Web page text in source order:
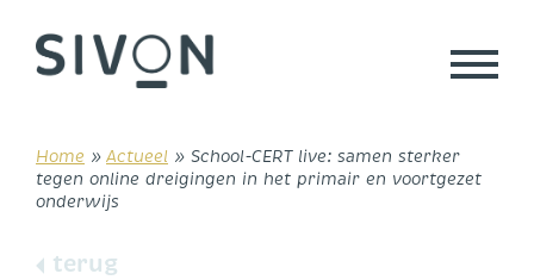
content
Home » Actueel » School-CERT live: samen sterker
tegen online dreigingen in het primair en voortgezet
onderwijs
terug